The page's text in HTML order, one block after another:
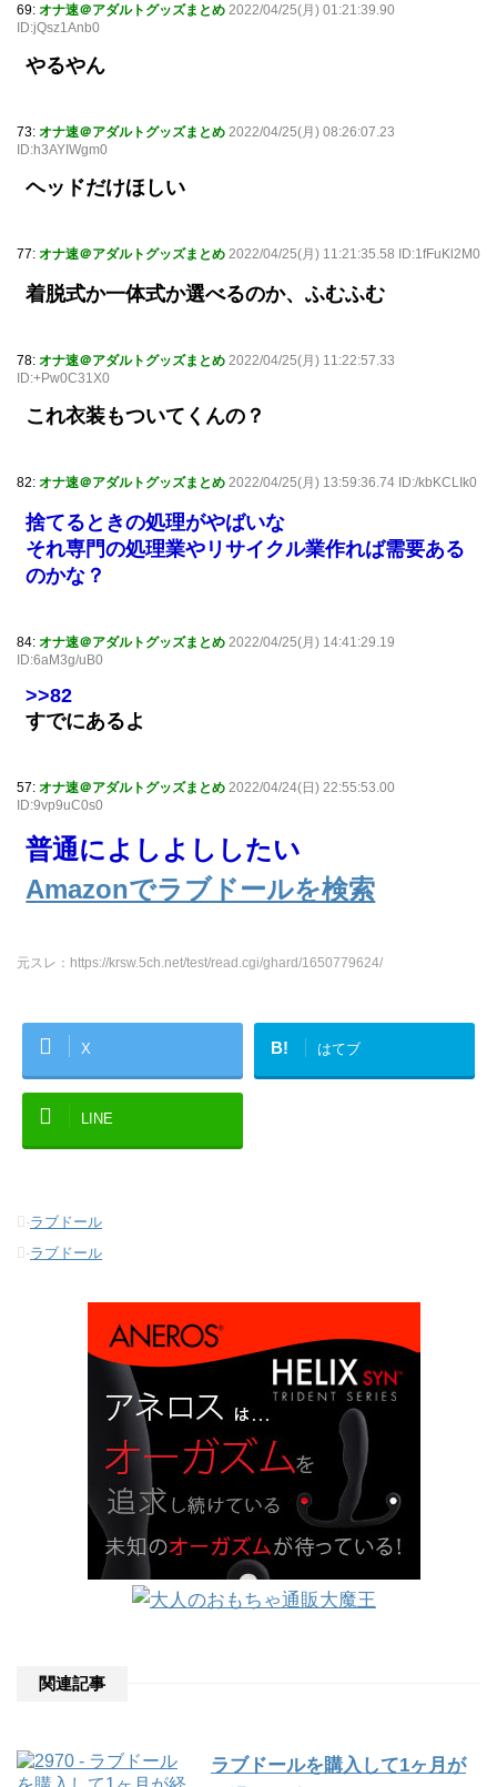
69: オナ速＠アダルトグッズまとめ 2022/04/25(月) 01:21:39.90
ID:jQsz1Anb0
やるやん
73: オナ速＠アダルトグッズまとめ 2022/04/25(月) 08:26:07.23
ID:h3AYIWgm0
ヘッドだけほしい
77: オナ速＠アダルトグッズまとめ 2022/04/25(月) 11:21:35.58 ID:1fFuKl2M0
着脱式か一体式か選べるのか、ふむふむ
78: オナ速＠アダルトグッズまとめ 2022/04/25(月) 11:22:57.33
ID:+Pw0C31X0
これ衣装もついてくんの？
82: オナ速＠アダルトグッズまとめ 2022/04/25(月) 13:59:36.74 ID:/kbKCLIk0
捨てるときの処理がやばいな
それ専門の処理業やリサイクル業作れば需要ある
のかな？
84: オナ速＠アダルトグッズまとめ 2022/04/25(月) 14:41:29.19
ID:6aM3g/uB0
>>82
すでにあるよ
57: オナ速＠アダルトグッズまとめ 2022/04/24(日) 22:55:53.00
ID:9vp9uC0s0
普通によしよししたい
Amazonでラブドールを検索
元スレ：https://krsw.5ch.net/test/read.cgi/ghard/1650779624/
X B! はてブ
LINE
-ラブドール
-ラブドール
関連記事
ラブドールを購入して1ヶ月が